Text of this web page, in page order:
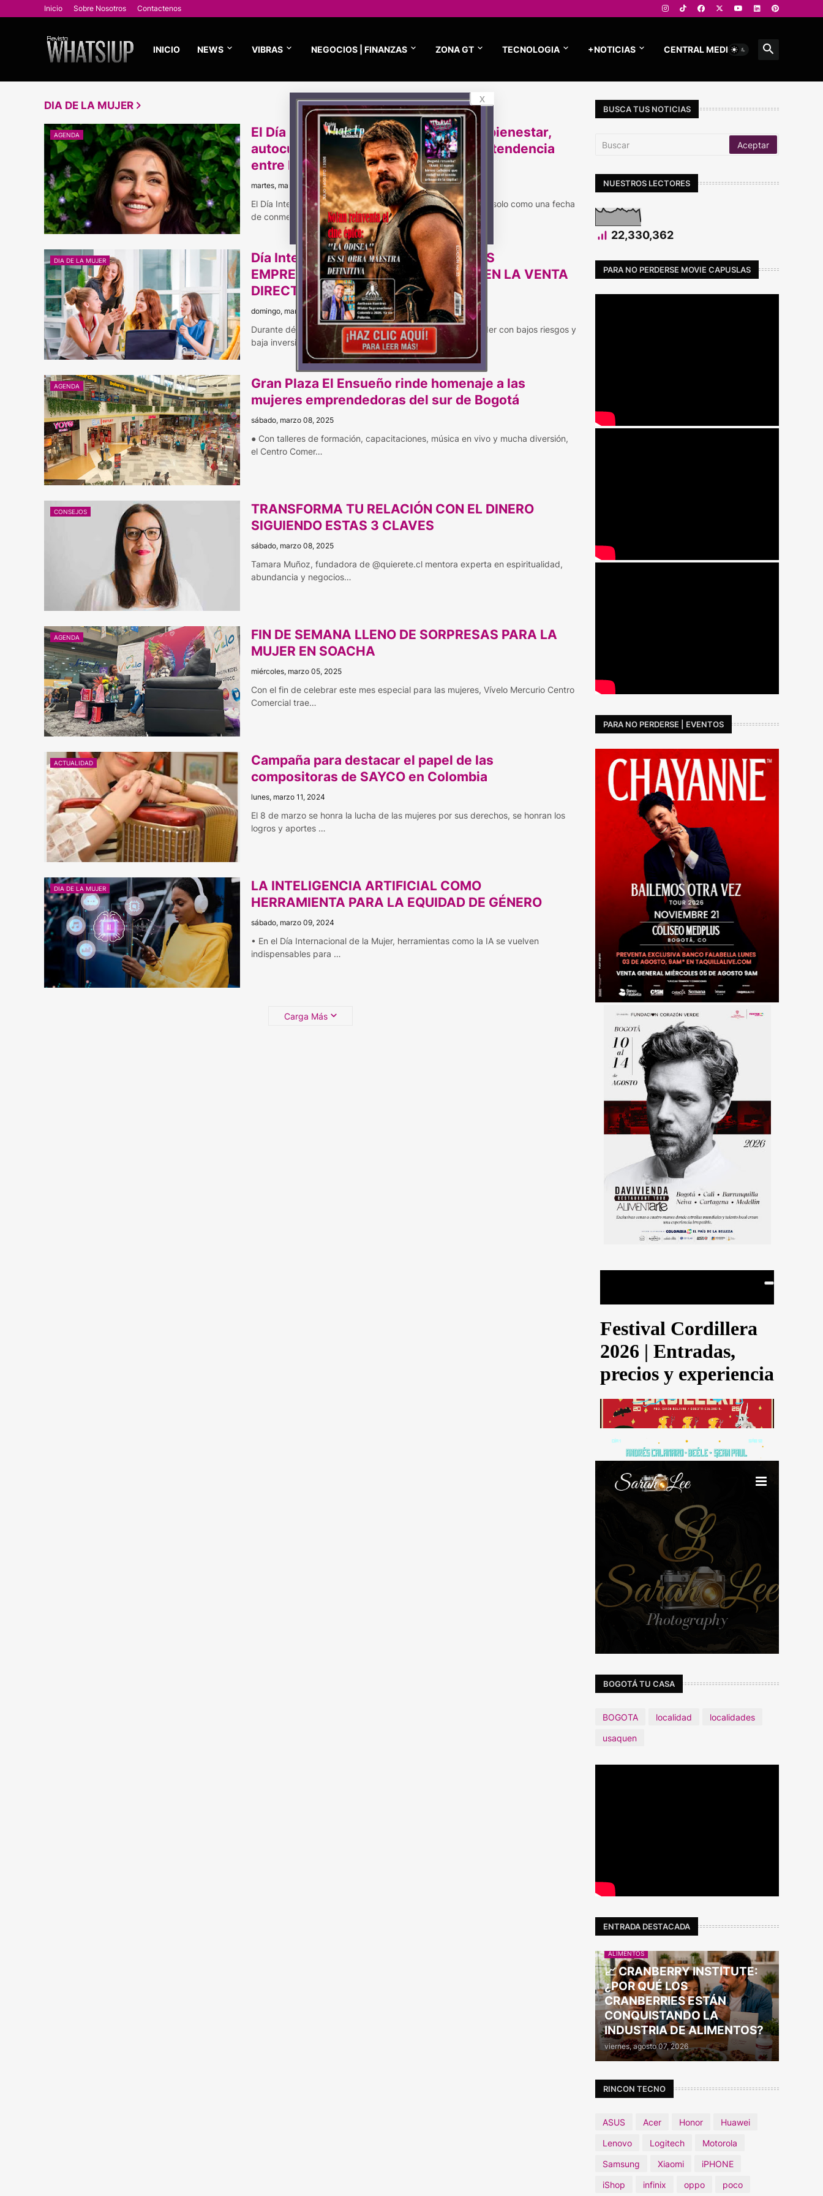
Inicio Sobre Nosotros Contactenos
INICIO NEWS VIBRAS NEGOCIOS | FINANZAS ZONA GT TECNOLOGIA +NOTICIAS CENTRAL MEDIOS
DIA DE LA MUJER
AGENDA
El Día de la Mujer se vive todo marzo: bienestar,
autocuidado y experiencias marcan la tendencia
entre los colombianos
martes, marzo 24, 2026
El Día Internacional de la Mujer se consolida en Colombia no solo como una fecha
de conmemoració…
DIA DE LA MUJER
Día Internacional de la Mujer MUJERES
EMPRENDEDORAS, UNA TENDENCIA EN LA VENTA
DIRECTA
domingo, marzo 23, 2025
Durante décadas, muchas mujeres que deseaban emprender con bajos riesgos y
baja inversión han en…
AGENDA
Gran Plaza El Ensueño rinde homenaje a las
mujeres emprendedoras del sur de Bogotá
sábado, marzo 08, 2025
● Con talleres de formación, capacitaciones, música en vivo y mucha diversión,
el Centro Comer…
CONSEJOS
TRANSFORMA TU RELACIÓN CON EL DINERO
SIGUIENDO ESTAS 3 CLAVES
sábado, marzo 08, 2025
Tamara Muñoz, fundadora de @quierete.cl mentora experta en espiritualidad,
abundancia y negocios…
AGENDA
FIN DE SEMANA LLENO DE SORPRESAS PARA LA
MUJER EN SOACHA
miércoles, marzo 05, 2025
Con el fin de celebrar este mes especial para las mujeres, Vívelo Mercurio Centro
Comercial trae…
ACTUALIDAD
Campaña para destacar el papel de las
compositoras de SAYCO en Colombia
lunes, marzo 11, 2024
El 8 de marzo se honra la lucha de las mujeres por sus derechos, se honran los
logros y aportes …
DIA DE LA MUJER
LA INTELIGENCIA ARTIFICIAL COMO
HERRAMIENTA PARA LA EQUIDAD DE GÉNERO
sábado, marzo 09, 2024
• En el Día Internacional de la Mujer, herramientas como la IA se vuelven
indispensables para …
Carga Más
BUSCA TUS NOTICIAS
NUESTROS LECTORES
22,330,362
PARA NO PERDERSE MOVIE CAPUSLAS
PARA NO PERDERSE | EVENTOS
BOGOTÁ TU CASA
BOGOTA localidad
localidades
usaquen
ENTRADA DESTACADA
ALIMENTOS
📈 CRANBERRY INSTITUTE:
¿POR QUÉ LOS
CRANBERRIES ESTÁN
CONQUISTANDO LA
INDUSTRIA DE ALIMENTOS?
viernes, agosto 07, 2026
RINCON TECNO
ASUS Acer Honor
Huawei
Lenovo
Logitech
Motorola
Samsung
Xiaomi
iPHONE
iShop
infinix oppo poco
x